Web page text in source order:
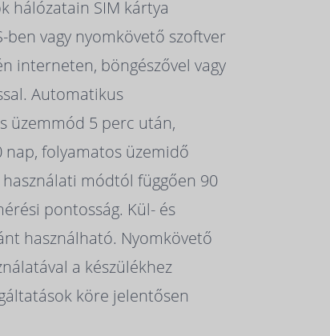
hálózatain SIM kártya
ben vagy nyomkövető szoftver
interneten, böngészővel vagy
Automatikus
üzemmód 5 perc után,
nap, folyamatos üzemidő
módtól függően 90
pontosság. Kül- és
használható. Nyomkövető
a készülékhez
köre jelentősen